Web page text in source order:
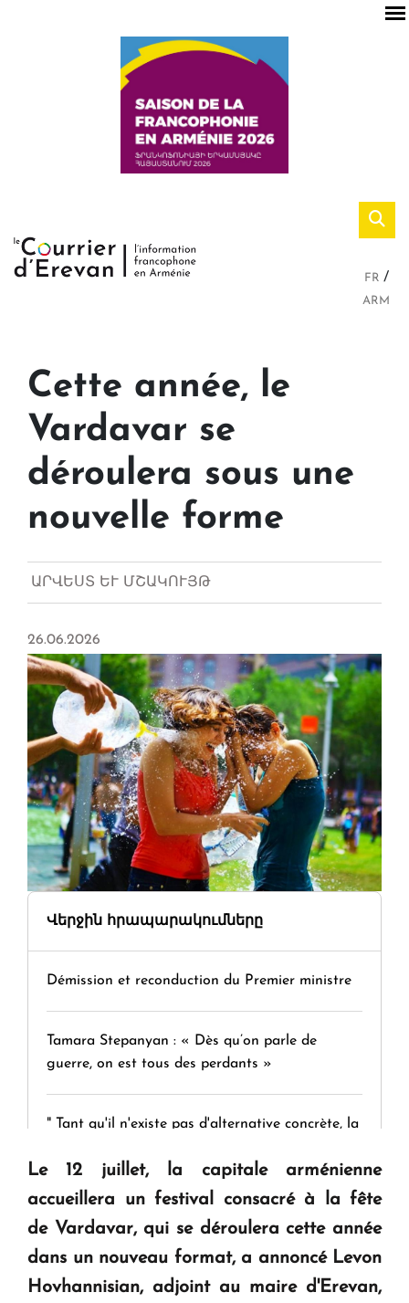
FR
ARM
Cette année, le
Vardavar se
déroulera sous une
nouvelle forme
ԱՐՎԵՍՏ ԵՒ ՄՇԱԿՈՒՅԹ
26.06.2026
Վերջին հրապարակումները
Démission et reconduction du Premier ministre
Tamara Stepanyan : « Dès qu’on parle de
guerre, on est tous des perdants »
" Tant qu'il n'existe pas d'alternative concrète, la
KASA : 30 ans d'audace, de résilience et d'avenir
en Arménie
Le premier hôtel Hyatt Regency d'Arménie
Le 12 juillet, la capitale arménienne
accueillera un festival consacré à la fête
de Vardavar, qui se déroulera cette année
dans un nouveau format, a annoncé Levon
Hovhannisian, adjoint au maire d'Erevan,